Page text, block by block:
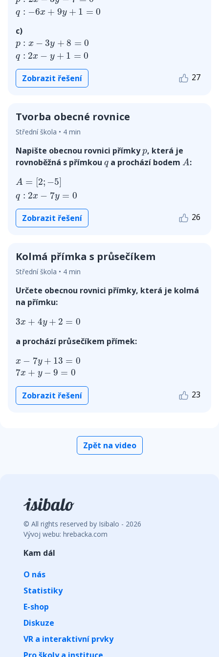
q : −6x + 9y + 1 = 0
c)
p : x − 3y + 8 = 0
q : 2x − y + 1 = 0
p :x − +8 0 q 2x−
Zobrazit řešení 27
Tvorba obecné rovnice
Střední škola • 4 min
Napište obecnou rovnici přímkyp
p, která je
rovnoběžná s přímkou q
q a prochází bodemA
A:
A = [2; −5]
q : 2x − 7y = 0
A ;−5 q:2
Zobrazit řešení 26
Kolmá přímka s průsečíkem
Střední škola • 4 min
Určete obecnou rovnici přímky, která je kolmá
na přímku:
3x + 4y + 2 = 0
3x 4 y+2 = 0
a prochází průsečíkem přímek:
x − 7y + 13 = 0
x y+13 =0
7x + y − 9 = 0
7x y−9 = 0
Zobrazit řešení 23
Zpět na video
© All rights reserved by Isibalo - 2026
Vývoj webu: hrebacka.com
Kam dál
O nás
Statistiky
E-shop
Diskuze
VR a interaktivní prvky